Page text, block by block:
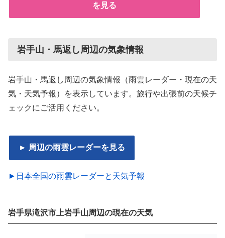
を見る
岩手山・馬返し周辺の気象情報
岩手山・馬返し周辺の気象情報（雨雲レーダー・現在の天
気・天気予報）を表示しています。旅行や出張前の天候チ
ェックにご活用ください。
► 周辺の雨雲レーダーを見る
►日本全国の雨雲レーダーと天気予報
岩手県滝沢市上岩手山周辺の現在の天気